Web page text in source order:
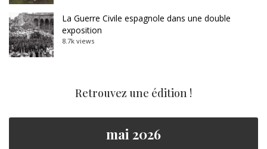
La Guerre Civile espagnole dans une double
exposition
8.7k views
Retrouvez une édition !
mai 2026